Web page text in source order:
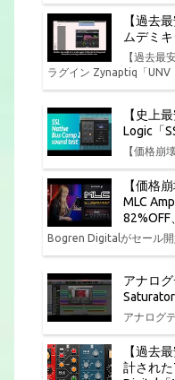
【過去
ムデミ
【過去最
ラグイン Zynaptiq「UNV
【史上
Logic「
【価格崩
【価格
MLC
82%OFF
Bogren Digitalがセール開
アナロ
アナログ
【過去
計され